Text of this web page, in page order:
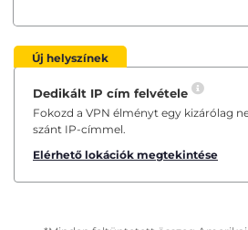
Új helyszínek
Dedikált IP cím felvétele
Fokozd a VPN élményt egy kizárólag
szánt IP-címmel.
Elérhető lokációk megtekintése